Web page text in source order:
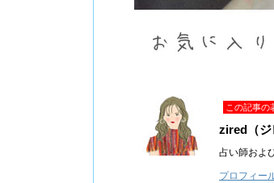
この記事の
zired（ジ
占い師およ
プロフィー